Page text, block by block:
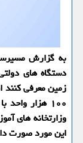
به گزارش
دستگاه های
زمین معرفی كنند
۱۰۰ هزار
وزارتخانه های
این مورد صورت